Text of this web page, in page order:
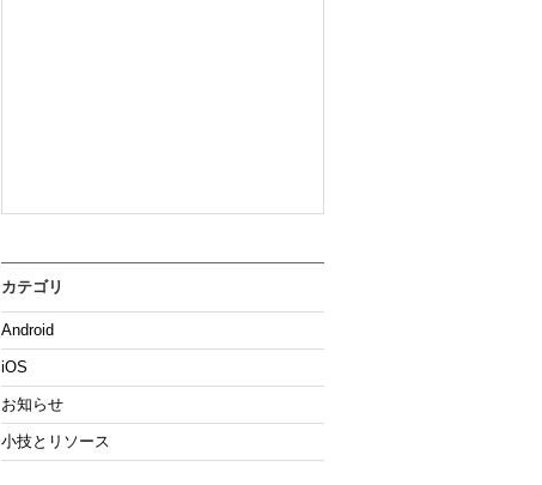
カテゴリ
Android
iOS
お知らせ
小技とリソース